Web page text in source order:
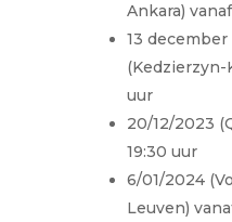
Ankara)
13 december
(Kedzierzyn-
uur
20/12/2023
19:30 uur
6/01/2024
Leuven)